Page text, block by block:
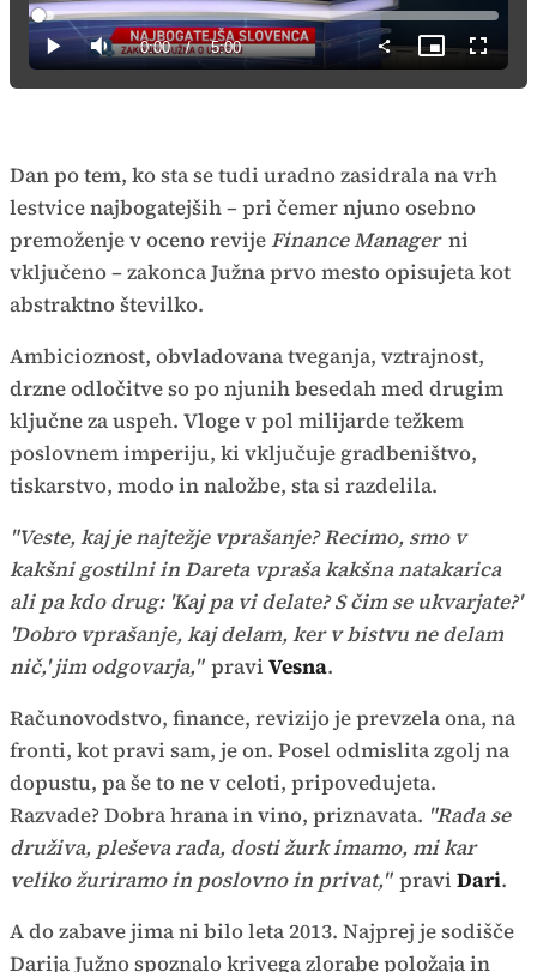
Predvajaj
Predvajaj
Tiho Current
Time
0:00 / Duration
5:00
Loaded:
3.30%
Slika
v
sliki
način
Dan po tem, ko sta se tudi uradno zasidrala na vrh
lestvice najbogatejših – pri čemer njuno osebno
premoženje v oceno revijeFinance Manager ni
vključeno – zakonca Južna prvo mesto opisujeta kot
abstraktno številko.
Ambicioznost, obvladovana tveganja, vztrajnost,
drzne odločitve so po njunih besedah med drugim
ključne za uspeh. Vloge v pol milijarde težkem
poslovnem imperiju, ki vključuje gradbeništvo,
tiskarstvo, modo in naložbe, sta si razdelila.
"Veste, kaj je najtežje vprašanje? Recimo, smo v
kakšni gostilni in Dareta vpraša kakšna natakarica
ali pa kdo drug: 'Kaj pa vi delate? S čim se ukvarjate?'
'Dobro vprašanje, kaj delam, ker v bistvu ne delam
nič,' jim odgovarja," pravi Vesna.
Računovodstvo, finance, revizijo je prevzela ona, na
fronti, kot pravi sam, je on. Posel odmislita zgolj na
dopustu, pa še to ne v celoti, pripovedujeta.
Razvade? Dobra hrana in vino, priznavata. "Rada se
druživa, pleševa rada, dosti žurk imamo, mi kar
veliko žuriramo in poslovno in privat," pravi Dari.
A do zabave jima ni bilo leta 2013. Najprej je sodišče
Darija Južno spoznalo krivega zlorabe položaja in